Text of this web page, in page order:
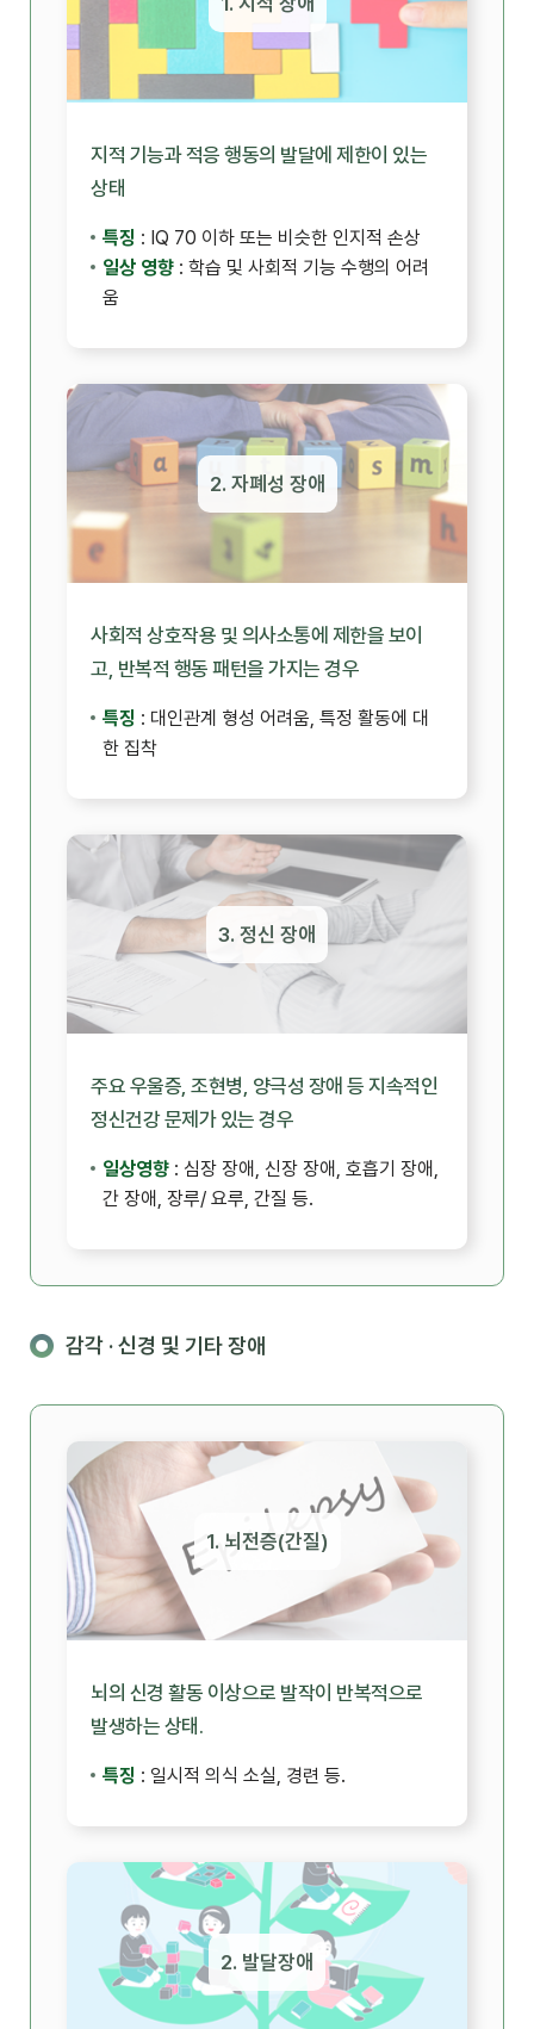
지적 기능과 적응 행동의 발달에 제한이 있는
상태
특징 : IQ 70 이하 또는 비슷한 인지적 손상
일상 영향 : 학습 및 사회적 기능 수행의 어려
움
2. 자폐성 장애
사회적 상호작용 및 의사소통에 제한을 보이
고, 반복적 행동 패턴을 가지는 경우
특징 : 대인관계 형성 어려움, 특정 활동에 대
한 집착
3. 정신 장애
주요 우울증, 조현병, 양극성 장애 등 지속적인
정신건강 문제가 있는 경우
일상영향 : 심장 장애, 신장 장애, 호흡기 장애,
간 장애, 장루/ 요루, 간질 등.
감각 · 신경 및 기타 장애
1. 뇌전증(간질)
뇌의 신경 활동 이상으로 발작이 반복적으로
발생하는 상태.
특징 : 일시적 의식 소실, 경련 등.
2. 발달장애